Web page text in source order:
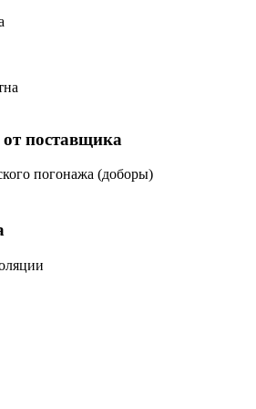
поставщика
погонажа (доборы)